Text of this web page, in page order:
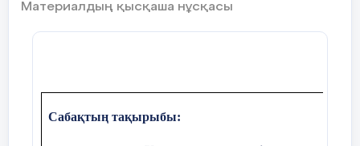
орындалады ).
оқушылардың қоғамдық, әлеуметтік,
танымдық және шығармашылық
Материалдың қысқаша нұсқасы
Сабақтың тақырыбы: